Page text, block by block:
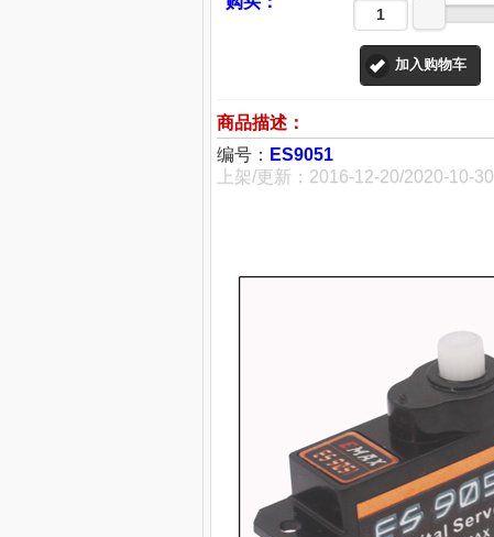
加入购物车
商品描述：
编号： ES9051
上架/更新：2016-12-20/2020-10-30